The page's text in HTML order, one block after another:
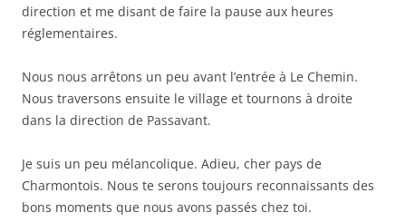
direction et me disant de faire la pause aux heures
réglementaires.
Nous nous arrêtons un peu avant l’entrée à Le Chemin.
Nous traversons ensuite le village et tournons à droite
dans la direction de Passavant.
Je suis un peu mélancolique. Adieu, cher pays de
Charmontois. Nous te serons toujours reconnaissants des
bons moments que nous avons passés chez toi.